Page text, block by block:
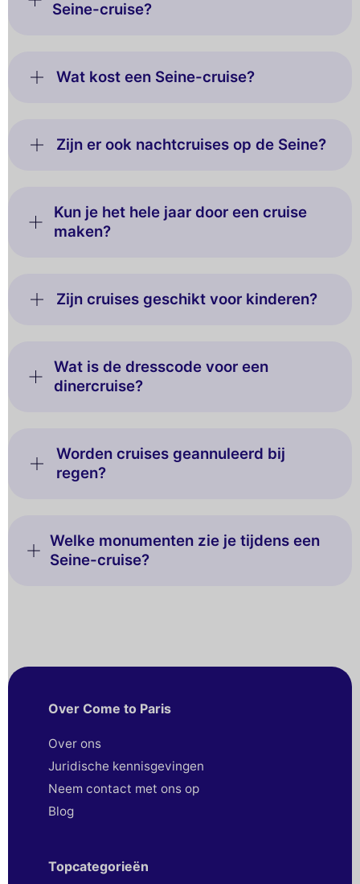
Seine-cruise?
Wat kost een Seine-cruise?
Zijn er ook nachtcruises op de Seine?
Kun je het hele jaar door een cruise
maken?
Zijn cruises geschikt voor kinderen?
Wat is de dresscode voor een
dinercruise?
Worden cruises geannuleerd bij
regen?
Welke monumenten zie je tijdens een
Seine-cruise?
Over Come to Paris
Over ons
Juridische kennisgevingen
Neem contact met ons op
Blog
Topcategorieën